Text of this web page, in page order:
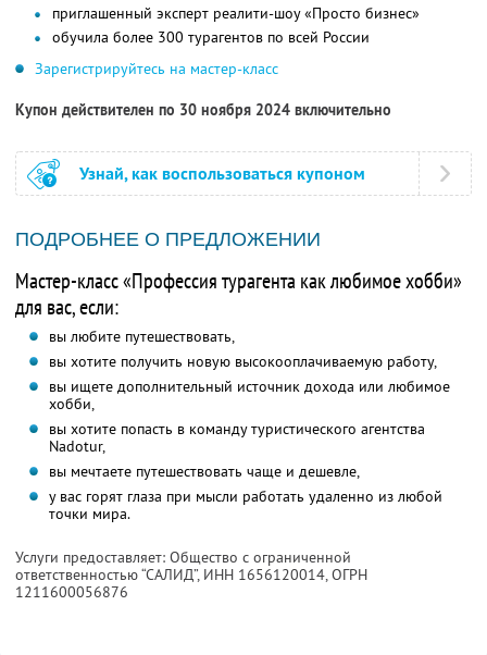
приглашенный эксперт реалити-шоу «Просто бизнес»
обучила более 300 турагентов по всей России
Зарегистрируйтесь на мастер-класс
Купон действителен по 30 ноября 2024 включительно
Узнай, как воспользоваться купоном
ПОДРОБНЕЕ О ПРЕДЛОЖЕНИИ
Мастер-класс «Профессия турагента как любимое хобби»
для вас, если:
вы любите путешествовать,
вы хотите получить новую высокооплачиваемую работу,
вы ищете дополнительный источник дохода или любимое
хобби,
вы хотите попасть в команду туристического агентства
Nadotur,
вы мечтаете путешествовать чаще и дешевле,
у вас горят глаза при мысли работать удаленно из любой
точки мира.
Услуги предоставляет: Общество с ограниченной
ответственностью “САЛИД”, ИНН 1656120014, ОГРН
1211600056876